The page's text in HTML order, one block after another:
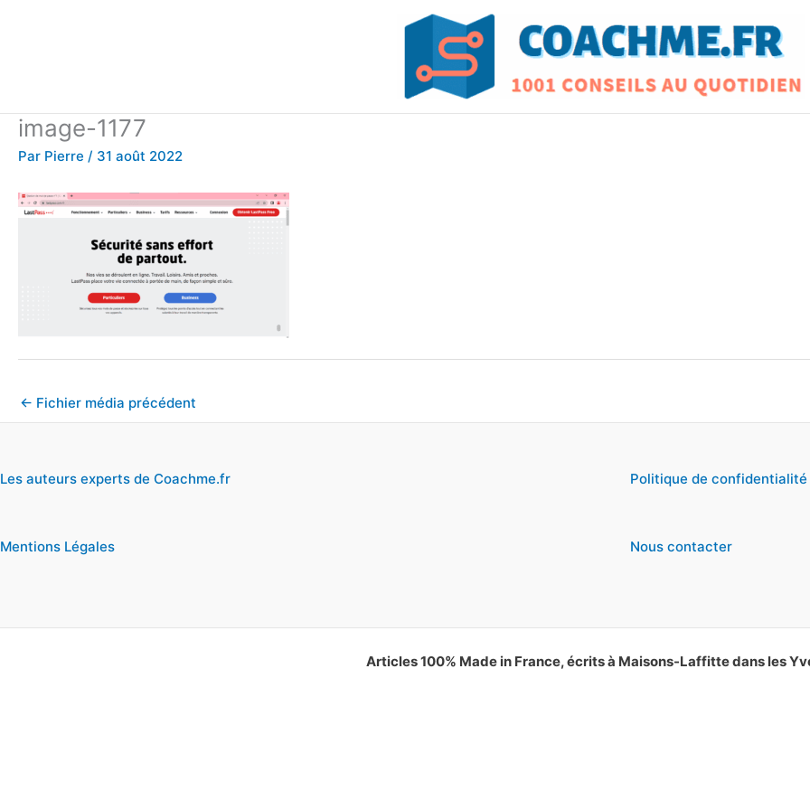
image-1177
Par Pierre / 31 août 2022
← Fichier média précédent
Les auteurs experts de Coachme.fr
Mentions Légales
Politique de confidentialité
Nous contacter
Articles 100% Made in France, écrits à Maisons-Laffitte dans les